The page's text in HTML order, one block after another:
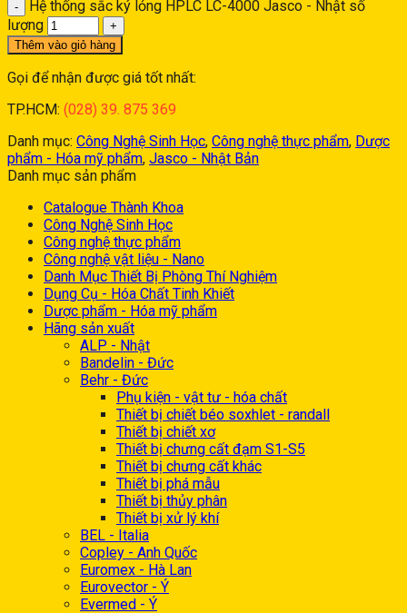
Hệ thống sắc ký lỏng HPLC LC-4000 Jasco - Nhật số
lượng
Thêm vào giỏ hàng
Gọi để nhận được giá tốt nhất:
TP.HCM: (028) 39. 875 369
Danh mục: Công Nghệ Sinh Học, Công nghệ thực phẩm, Dược
phẩm - Hóa mỹ phẩm, Jasco - Nhật Bản
Danh mục sản phẩm
Catalogue Thành Khoa
Công Nghệ Sinh Học
Công nghệ thực phẩm
Công nghệ vật liệu - Nano
Danh Mục Thiết Bị Phòng Thí Nghiệm
Dụng Cụ - Hóa Chất Tinh Khiết
Dược phẩm - Hóa mỹ phẩm
Hãng sản xuất
ALP - Nhật
Bandelin - Đức
Behr - Đức
Phụ kiện - vật tư - hóa chất
Thiết bị chiết béo soxhlet - randall
Thiết bị chiết xơ
Thiết bị chưng cất đạm S1-S5
Thiết bị chưng cất khác
Thiết bị phá mẫu
Thiết bị thủy phân
Thiết bị xử lý khí
BEL - Italia
Copley - Anh Quốc
Euromex - Hà Lan
Eurovector - Ý
Evermed - Ý